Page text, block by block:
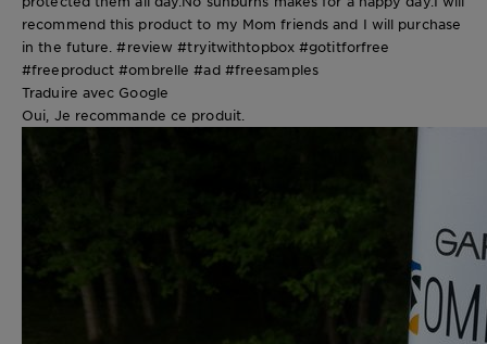
recommend this product to my Mom friends and I will purchase
in the future. #review #tryitwithtopbox #gotitforfree
#freeproduct #ombrelle #ad #freesamples
Traduire avec Google
Oui, Je recommande ce produit.